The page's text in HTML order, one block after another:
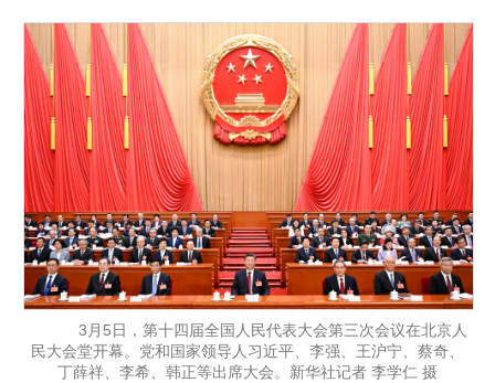
3月5日，第十四届全国人民代表大会第三次会议在北京人
民大会堂开幕。党和国家领导人习近平、李强、王沪宁、蔡奇、
丁薛祥、李希、韩正等出席大会。新华社记者 李学仁 摄